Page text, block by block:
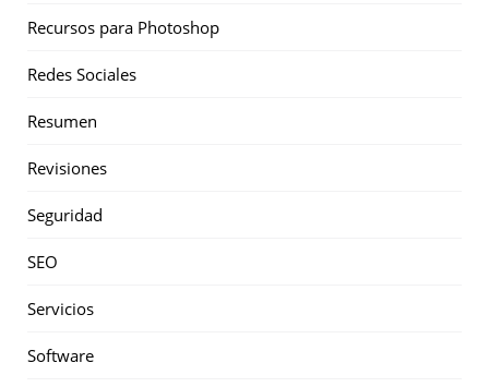
Recursos para Photoshop
Redes Sociales
Resumen
Revisiones
Seguridad
SEO
Servicios
Software